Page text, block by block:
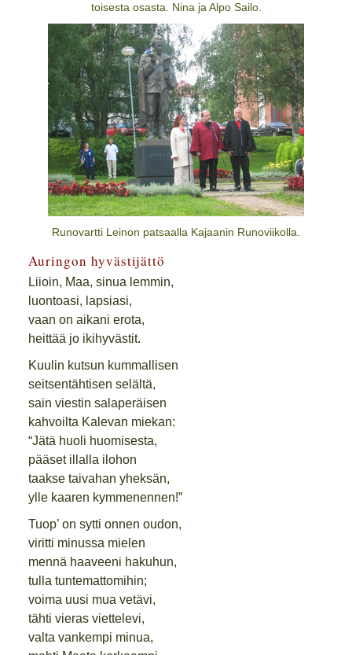
toisesta osasta. Nina ja Alpo Sailo.
Runovartti Leinon patsaalla Kajaanin Runoviikolla.
Auringon hyvästijättö
Liioin, Maa, sinua lemmin,
luontoasi, lapsiasi,
vaan on aikani erota,
heittää jo ikihyvästit.
Kuulin kutsun kummallisen
seitsentähtisen selältä,
sain viestin salaperäisen
kahvoilta Kalevan miekan:
“Jätä huoli huomisesta,
pääset illalla ilohon
taakse taivahan yheksän,
ylle kaaren kymmenennen!”
Tuop’ on sytti onnen oudon,
viritti minussa mielen
mennä haaveeni hakuhun,
tulla tuntemattomihin;
voima uusi mua vetävi,
tähti vieras viettelevi,
valta vankempi minua,